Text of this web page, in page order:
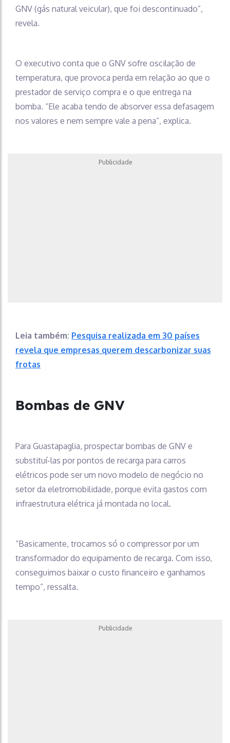
GNV (gás natural veicular), que foi descontinuado”,
revela.
O executivo conta que o GNV sofre oscilação de
temperatura, que provoca perda em relação ao que o
prestador de serviço compra e o que entrega na
bomba. “Ele acaba tendo de absorver essa defasagem
nos valores e nem sempre vale a pena”, explica.
Publicidade
Leia também: Pesquisa realizada em 30 países
revela que empresas querem descarbonizar suas
frotas
Bombas de GNV
Para Guastapaglia, prospectar bombas de GNV e
substituí-las por pontos de recarga para carros
elétricos pode ser um novo modelo de negócio no
setor da eletromobilidade, porque evita gastos com
infraestrutura elétrica já montada no local.
“Basicamente, trocamos só o compressor por um
transformador do equipamento de recarga. Com isso,
conseguimos baixar o custo financeiro e ganhamos
tempo”, ressalta.
Publicidade